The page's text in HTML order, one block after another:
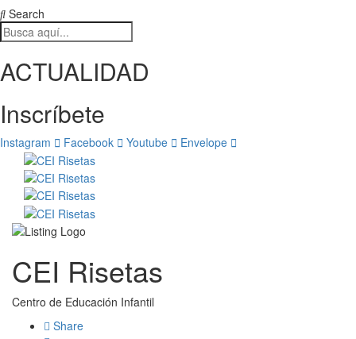
Search
ACTUALIDAD
Inscríbete
Instagram Facebook Youtube Envelope
CEI Risetas
Centro de Educación Infantil
Share